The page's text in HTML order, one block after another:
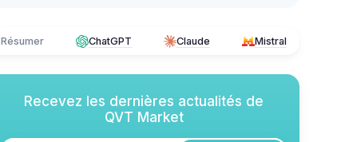
Résumer ChatGPT Claude Mistral
Recevez les dernières actualités de
QVT Market